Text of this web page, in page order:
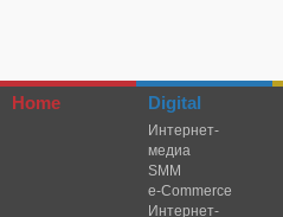
Home Digital
Интернет-
медиа
SMM
e-Commerce
Интернет-